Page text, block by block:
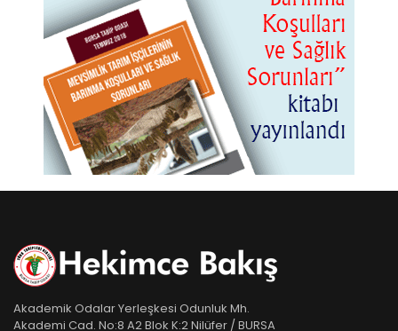
Akademik Odalar Yerleşkesi Odunluk Mh.
Akademi Cad. No:8 A2 Blok K:2 Nilüfer / BURSA